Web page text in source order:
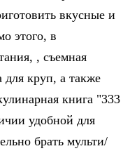
вкусные и
этого, в
, съемная
круп, а также
книга "333
удобной для
брать мульти/